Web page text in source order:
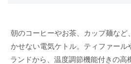
朝のコーヒーやお茶、カップ麺など
かせない電気ケトル。ティファール
ランドから、温度調節機能付きの高